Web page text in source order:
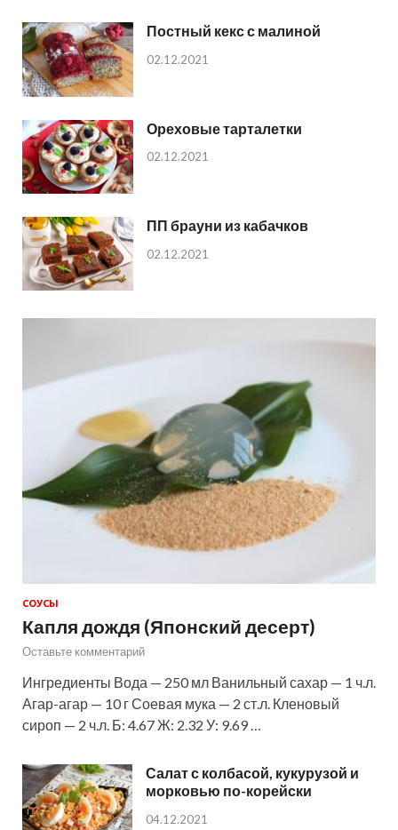
Постный кекс с малиной
02.12.2021
Ореховые тарталетки
02.12.2021
ПП брауни из кабачков
02.12.2021
СОУСЫ
Капля дождя (Японский десерт)
Оставьте комментарий
Ингредиенты Вода — 250 мл Ванильный сахар — 1 ч.л.
Агар-агар — 10 г Соевая мука — 2 ст.л. Кленовый
сироп — 2 ч.л. Б: 4.67 Ж: 2.32 У: 9.69 …
Салат с колбасой, кукурузой и
морковью по-корейски
04.12.2021